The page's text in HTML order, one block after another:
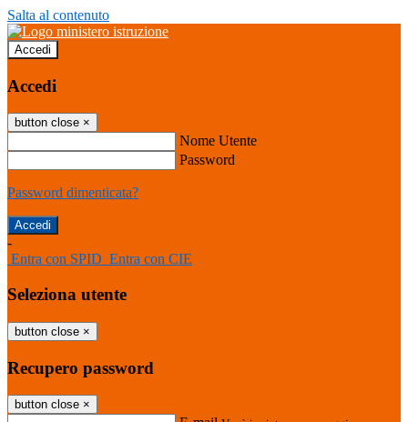
Salta al contenuto
Accedi
Accedi
button close ×
Nome Utente
Password
Password dimenticata?
-
Entra con SPID Entra con CIE
Seleziona utente
button close ×
Recupero password
button close ×